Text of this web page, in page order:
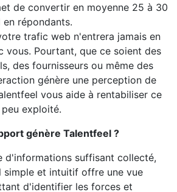
de convertir en moyenne 25 à 30
répondants.
trafic web n'entrera jamais en
vous. Pourtant, que ce soient des
des fournisseurs ou même des
génère une perception de
vous aide à rentabiliser ce
exploité.
génère Talentfeel ?
d'informations suffisant collecté,
simple et intuitif offre une vue
d'identifier les forces et